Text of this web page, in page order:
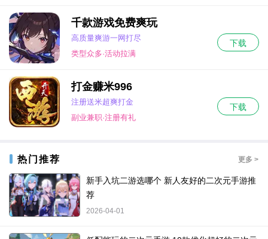
千款游戏免费爽玩
高质量爽游一网打尽
类型众多·活动拉满
下载
打金赚米996
注册送米超爽打金
副业兼职·注册有礼
下载
热门推荐 更多 >
新手入坑二游选哪个 新人友好的二次元手游推
荐
2026-04-01